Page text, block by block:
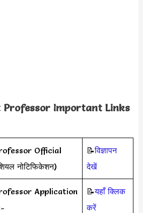
Professor Important Links
Official
नोटिफिकेशन)
📝विज्ञापन
देखें
Application
📝यहाँ क्लिक
करें